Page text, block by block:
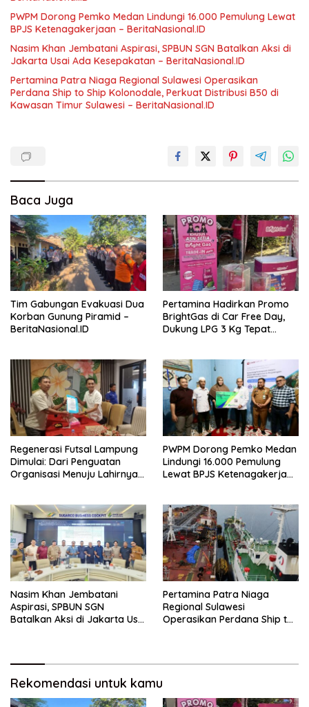
PWPM Dorong Pemko Medan Lindungi 16.000 Pemulung Lewat
BPJS Ketenagakerjaan – BeritaNasional.ID
Nasim Khan Jembatani Aspirasi, SPBUN SGN Batalkan Aksi di
Jakarta Usai Ada Kesepakatan – BeritaNasional.ID
Pertamina Patra Niaga Regional Sulawesi Operasikan
Perdana Ship to Ship Kolonodale, Perkuat Distribusi B50 di
Kawasan Timur Sulawesi – BeritaNasional.ID
Baca Juga
Tim Gabungan Evakuasi Dua
Korban Gunung Piramid –
BeritaNasional.ID
Pertamina Hadirkan Promo
BrightGas di Car Free Day,
Dukung LPG 3 Kg Tepat
Regenerasi Futsal Lampung
Dimulai: Dari Penguatan
Organisasi Menuju Lahirnya
PWPM Dorong Pemko Medan
Lindungi 16.000 Pemulung
Lewat BPJS Ketenagakerjaan
Nasim Khan Jembatani
Aspirasi, SPBUN SGN
Batalkan Aksi di Jakarta Usai
Pertamina Patra Niaga
Regional Sulawesi
Operasikan Perdana Ship to
BeritaNasional.ID
Rekomendasi untuk kamu